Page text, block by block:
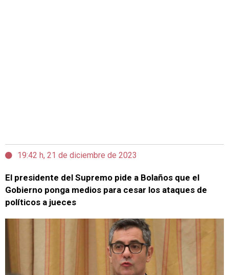
19:42 h, 21 de diciembre de 2023
El presidente del Supremo pide a Bolaños que el
Gobierno ponga medios para cesar los ataques de
políticos a jueces